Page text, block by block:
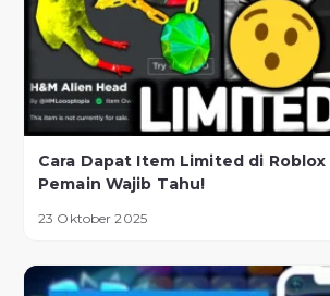
Cara Dapat Item Limited di
Pemain Wajib Tahu!
23 Oktober 2025